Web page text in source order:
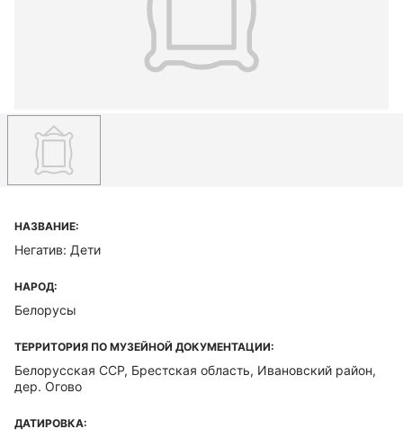
НАЗВАНИЕ:
Негатив: Дети
НАРОД:
Белорусы
ТЕРРИТОРИЯ ПО МУЗЕЙНОЙ ДОКУМЕНТАЦИИ:
Белорусская ССР, Брестская область, Ивановский район,
дер. Огово
ДАТИРОВКА: